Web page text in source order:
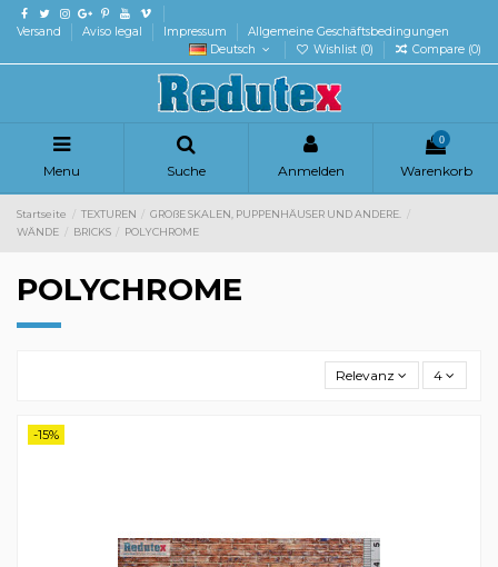
Versand Aviso legal Impressum
Allgemeine Geschäftsbedingungen
Deutsch
Wishlist (0) Compare (0)
Menu Suche Anmelden
0
Warenkorb
Startseite TEXTUREN
GROßE SKALEN, PUPPENHÄUSER UND ANDERE.
WÄNDE
BRICKS POLYCHROME
POLYCHROME
Relevanz 4
-15%